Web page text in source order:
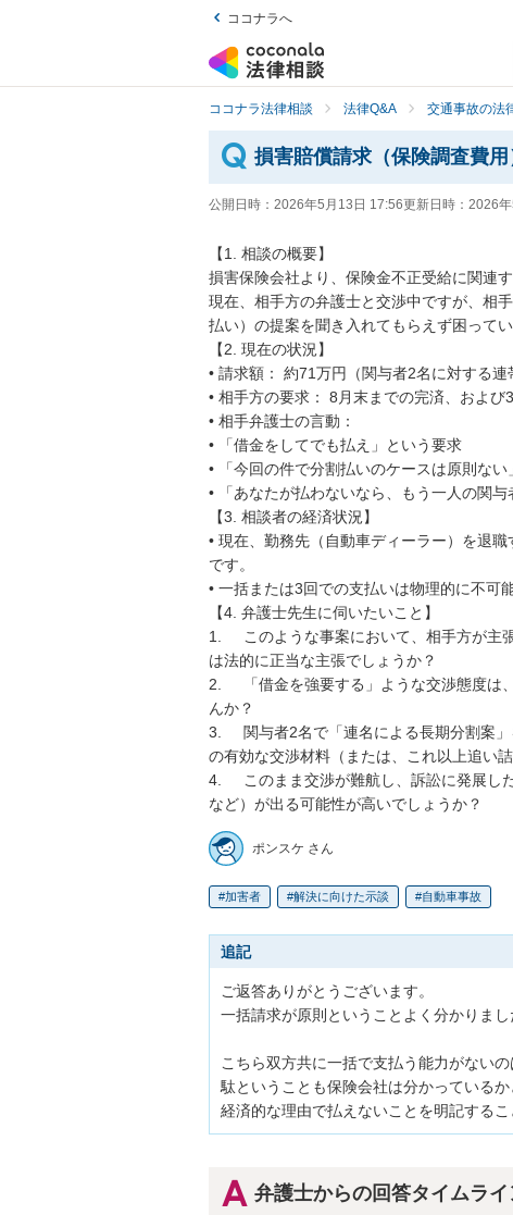
ココナラへ
ココナラ法律相談 法律Q&A 交通事故の法
損害賠償請求（保険調査費
公開日時： 2026年5月13日 17:56更新日時： 2026
【1. 相談の概要】
損害保険会社より、保険金不正受給に関連
現在、相手方の弁護士と交渉中ですが、相
払い）の提案を聞き入れてもらえず困ってい
【2. 現在の状況】
• 請求額： 約71万円（関与者2名に対する連
• 相手方の要求： 8月末までの完済、および
• 相手弁護士の言動：
• 「借金をしてでも払え」という要求
• 「今回の件で分割払いのケースは原則ない」
• 「あなたが払わないなら、もう一人の関
【3. 相談者の経済状況】
• 現在、勤務先（自動車ディーラー）を退
です。
• 一括または3回での支払いは物理的に不可
【4. 弁護士先生に伺いたいこと】
1.	このような事案において、相手方が主張するように「分割払いは一切認められない」というの
は法的に正当な主張でしょうか？
2.	「借金を強要する」ような交渉態度は、弁護士の職務倫理や公序良俗の観点から問題ありませ
んか？
3.	関与者2名で「連名による長期分割案」を提示しようと考えていますが、相手を納得させるため
の有効な交渉材料（または、これ以上追い
4.	このまま交渉が難航し、訴訟に発展した場合、裁判所ではどのような支払い命令（分割の可否
など）が出る可能性が高いでしょうか？
ポンスケ さん
加害者 解決に向けた示談 自動車事故
追記
ご返答ありがとうございます。
一括請求が原則ということよく分かりまし
こちら双方共に一括で支払う能力がない
駄ということも保険会社は分かっているか
経済的な理由で払えないことを明記する
弁護士からの回答タイムライ